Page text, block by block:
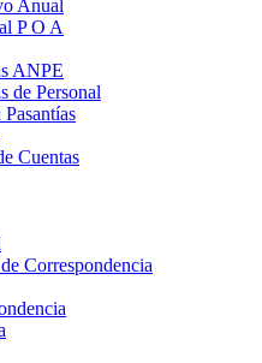
Anual
P O A
ANPE
de Personal
Cuentas
Correspondencia